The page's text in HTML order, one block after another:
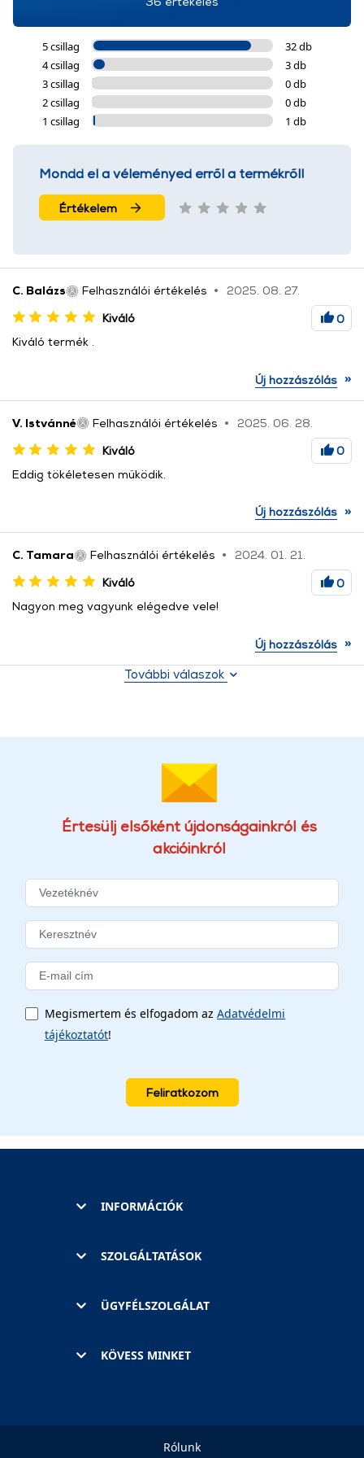
5 csillag
32 db
4 csillag
3 db
3 csillag
0 db
2 csillag
0 db
1 csillag
1 db
Mondd el a véleményed erről a termékről!
Értékelem
C. Balázs Felhasználói értékelés
2025. 08. 27.
Kiváló
0
Kiváló termék .
Új hozzászólás »
V. Istvánné Felhasználói értékelés
2025. 06. 28.
Kiváló
0
Eddig tökéletesen működik.
Új hozzászólás »
C. Tamara Felhasználói értékelés
2024. 01. 21.
Kiváló
0
Nagyon meg vagyunk elégedve vele!
Új hozzászólás »
További válaszok
Értesülj elsőként újdonságainkról és
akcióinkról
Megismertem és elfogadom az Adatvédelmi
tájékoztatót!
Feliratkozom
INFORMÁCIÓK
SZOLGÁLTATÁSOK
ÜGYFÉLSZOLGÁLAT
KÖVESS MINKET
Rólunk